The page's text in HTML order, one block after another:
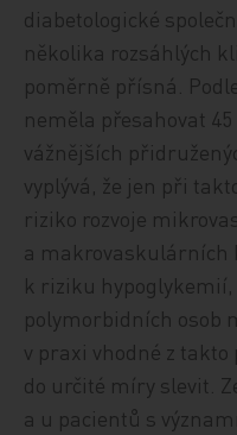
diabetologické
několika rozsáhlých
poměrně přísná.
neměla přesahovat
vážnějších
vyplývá, že jen při
riziko rozvoje
a makrovaskulárních
k riziku
polymorbidních osob
v praxi vhodné z
do určité míry slevit.
a u pacientů s